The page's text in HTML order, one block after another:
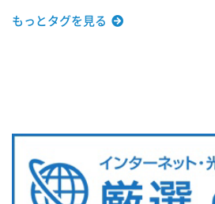
もっとタグを見る